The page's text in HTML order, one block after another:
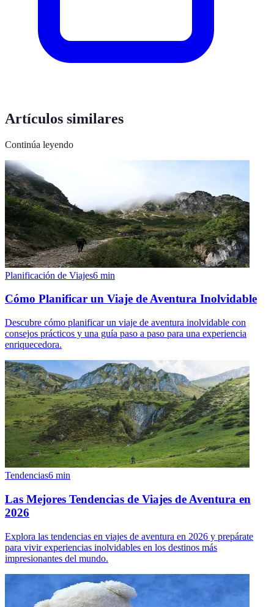
Artículos similares
Continúa leyendo
Planificación de Viajes6 min
Cómo Planificar un Viaje de Aventura Inolvidable
Descubre cómo planificar un viaje de aventura inolvidable con
consejos prácticos y una guía paso a paso para una experiencia
enriquecedora.
Tendencias6 min
Las Mejores Tendencias de Viajes de Aventura en
2026
Explora las tendencias en viajes de aventura en 2026 y prepárate
para vivir experiencias inolvidables en los destinos más
impresionantes del mundo.